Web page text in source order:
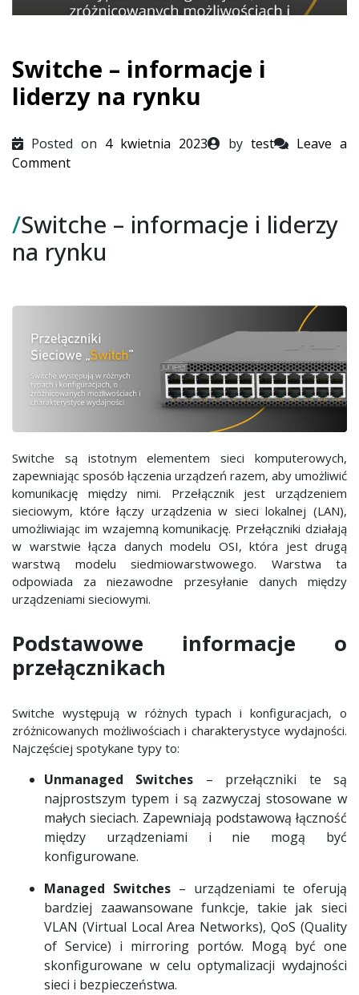
Switche – informacje i
liderzy na rynku
Posted on 4 kwietnia 2023 by test
Leave a
Commenton
informacje
i
liderzy
/Switche – informacje i liderzy
na rynku
Switche są istotnym elementem sieci komputerowych,
zapewniając sposób łączenia urządzeń razem, aby umożliwić
komunikację między nimi. Przełącznik jest urządzeniem
sieciowym, które łączy urządzenia w sieci lokalnej (LAN),
umożliwiając im wzajemną komunikację. Przełączniki działają
w warstwie łącza danych modelu OSI, która jest drugą
warstwą modelu siedmiowarstwowego. Warstwa ta
odpowiada za niezawodne przesyłanie danych między
urządzeniami sieciowymi.
Podstawowe informacje o
przełącznikach
Switche występują w różnych typach i konfiguracjach, o
zróżnicowanych możliwościach i charakterystyce wydajności.
Najczęściej spotykane typy to:
Unmanaged Switches – przełączniki te są
najprostszym typem i są zazwyczaj stosowane w
małych sieciach. Zapewniają podstawową łączność
między urządzeniami i nie mogą być
konfigurowane.
Managed Switches – urządzeniami te oferują
bardziej zaawansowane funkcje, takie jak sieci
VLAN (Virtual Local Area Networks), QoS (Quality
of Service) i mirroring portów. Mogą być one
skonfigurowane w celu optymalizacji wydajności
sieci i bezpieczeństwa.